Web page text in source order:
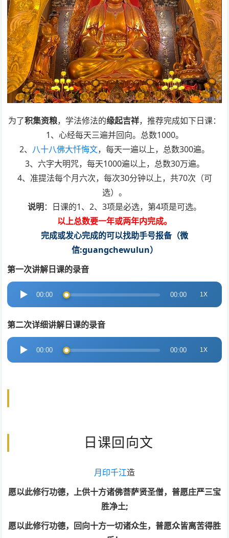
为了积集资粮，学法修法的缘起吉祥，推荐完成如下日课：
1、心经每天三遍并回向。总数1000。
2、 八十八佛大忏悔文，每天一遍以上，总数300遍。
3、六字大明咒，每天1000遍以上，总数30万遍。
4、准提法每个月六次，每次30分钟以上，共70次（可
选）。
说明：日课的1、2、3项是必选，第4项是可选。
以上总数要一年或两年内完成。
完成或发心完成的可以找助手号报备（微
信:guangchewulun）
第一次讲解日课的录音
音
频
放
器
00:00 00:00 1X
第二次详细讲解日课的录音
音
频
放
00:00 00:00 1X
日课回向文
月印千江造
愿以此修行功德，上供十方诸佛菩萨贤圣僧，普愿庄严三宝
胜净土;
愿以此修行功德，回向十方一切诸众生，普愿众皆离苦得胜